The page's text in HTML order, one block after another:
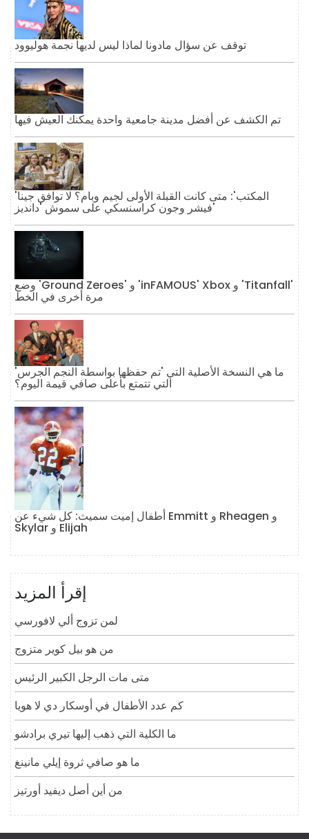
توقف عن سؤال مادونا لماذا ليس لديها نجمة هوليوود
تم الكشف عن أفضل مدينة جامعية واحدة يمكنك العيش فيها
'المكتب': متى كانت القبلة الأولى لجيم وبام؟ لا توافق جينا
فيشر وجون كراسنسكي على سموش 'دانديز'
وضع 'Ground Zeroes' و 'inFAMOUS' Xbox و 'Titanfall'
مرة أخرى في الخط
ما هي النسخة الأصلية التي 'تم حفظها بواسطة النجم الجرس'
التي تتمتع بأعلى صافي قيمة اليوم؟
أطفال إميت سميث: كل شيء عن Emmitt و Rheagen و
Skylar و Elijah
إقرأ المزيد
لمن تزوج ألي لافورسي
من هو بيل كوير متزوج
متى مات الرجل الكبير الرئيس
كم عدد الأطفال في أوسكار دي لا هويا
ما الكلية التي ذهب إليها تيري برادشو
ما هو صافي ثروة إيلي مانينغ
من أين أصل ديفيد أورتيز